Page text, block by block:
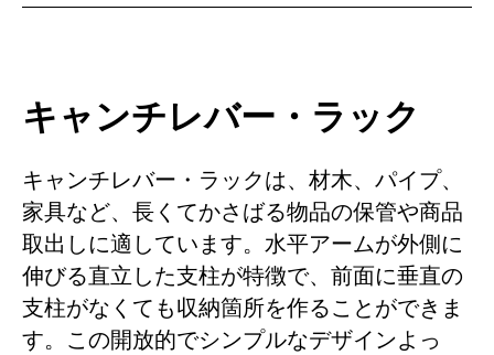
キャンチレバー・ラック
キャンチレバー・ラックは、材木、パイプ、
家具など、長くてかさばる物品の保管や商品
取出しに適しています。水平アームが外側に
伸びる直立した支柱が特徴で、前面に垂直の
支柱がなくても収納箇所を作ることができま
す。この開放的でシンプルなデザインよっ